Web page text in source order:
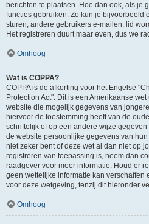
berichten te plaatsen. Hoe dan ook, als je
functies gebruiken. Zo kun je bijvoorbeeld
sturen, andere gebruikers e-mailen, lid
Het registreren duurt maar even, dus we
Omhoog
Wat is COPPA?
COPPA is de afkorting voor het Engelse
Protection Act". Dit is een Amerikaanse
website die mogelijk gegevens van
hiervoor de toestemming heeft van de
schriftelijk of op een andere wijze
de website persoonlijke gegevens van
niet zeker bent of deze wet al dan niet op
registreren van toepassing is, neem dan
raadgever voor meer informatie. Houd er
geen wettelijke informatie kan verschaffen
voor deze wetgeving, tenzij dit hieronder
Omhoog